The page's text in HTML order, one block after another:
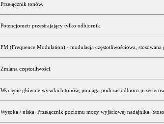
Przełącznik tonów.
Potencjometr przestrajający tylko odbiornik.
FM (Frequence Modulation) - modulacja częstotliwościowa, stosowana
Zmiana częstotliwości.
Wycięcie głównie wysokich tonów, pomaga podczas odbioru
Wysoka / niska. Przełącznik poziomu mocy wyjściowej nadajnika.